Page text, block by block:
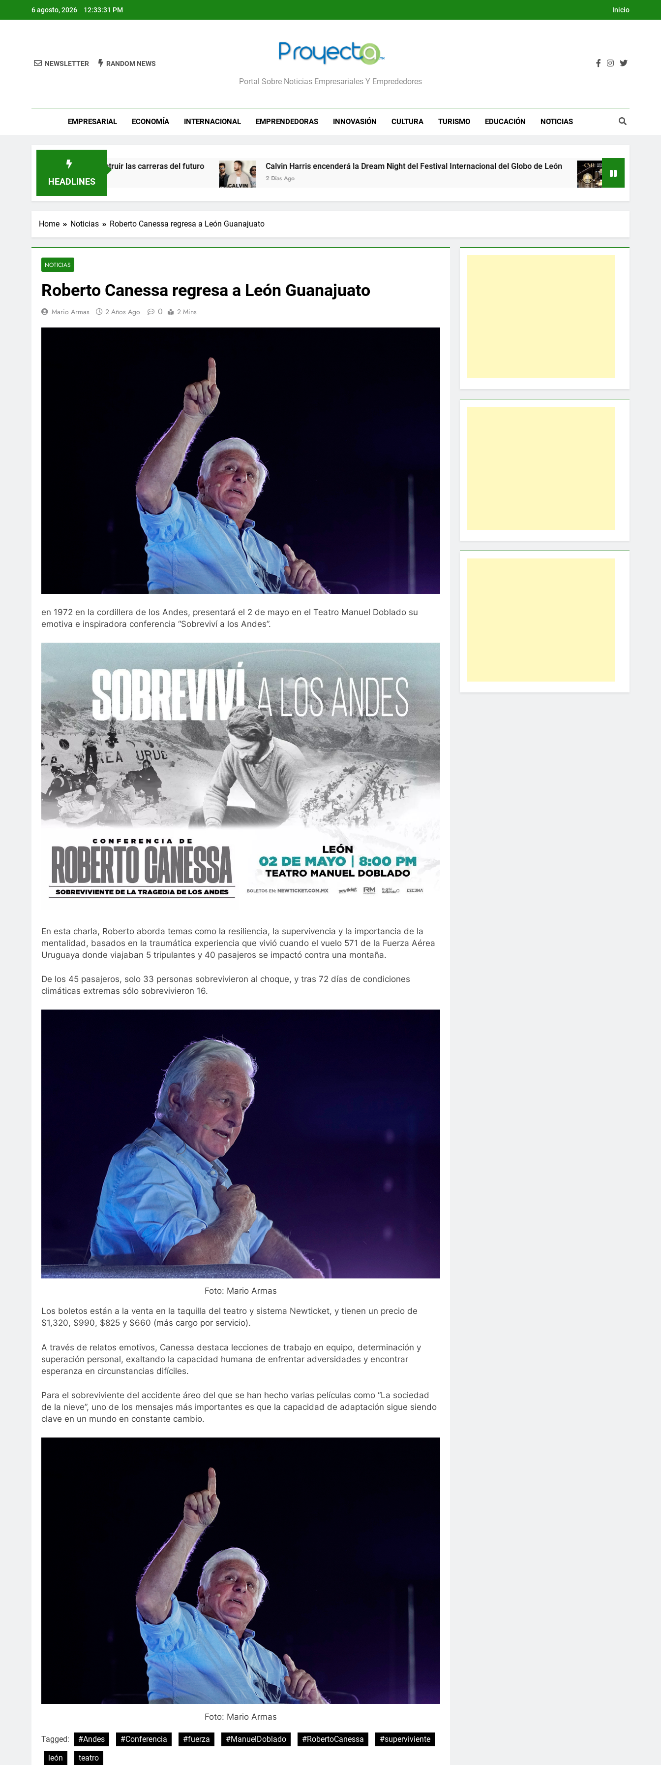
6 agosto, 2026 12:33:33 PM Inicio
ProyectaPortal Sobre Noticias Empresariales Y Emprededores
NEWSLETTER RANDOM NEWS
EMPRESARIAL ECONOMÍA INTERNACIONAL EMPRENDEDORAS INNOVASIÓN CULTURA TURISMO EDUCACIÓN NOTICIAS
HEADLINES
las carreras del futuro Calvin Harris encenderá la Dream Night del Festival Internacional del Globo de León Guanajuato se consolida como de
Home Noticias Roberto Canessa regresa a León Guanajuato
NOTICIAS
Roberto Canessa regresa a León Guanajuato
Mario Armas 2 Años Ago 0 2 Mins
en 1972 en la cordillera de los Andes, presentará el 2 de mayo en el Teatro Manuel Doblado su
emotiva e inspiradora conferencia “Sobreviví a los Andes”.
En esta charla, Roberto aborda temas como la resiliencia, la supervivencia y la importancia de la
mentalidad, basados en la traumática experiencia que vivió cuando el vuelo 571 de la Fuerza Aérea
Uruguaya donde viajaban 5 tripulantes y 40 pasajeros se impactó contra una montaña.
De los 45 pasajeros, solo 33 personas sobrevivieron al choque, y tras 72 días de condiciones
climáticas extremas sólo sobrevivieron 16.
Foto: Mario Armas
Los boletos están a la venta en la taquilla del teatro y sistema Newticket, y tienen un precio de
$1,320, $990, $825 y $660 (más cargo por servicio).
A través de relatos emotivos, Canessa destaca lecciones de trabajo en equipo, determinación y
superación personal, exaltando la capacidad humana de enfrentar adversidades y encontrar
esperanza en circunstancias difíciles.
Para el sobreviviente del accidente áreo del que se han hecho varias películas como “La sociedad
de la nieve”, uno de los mensajes más importantes es que la capacidad de adaptación sigue siendo
clave en un mundo en constante cambio.
Foto: Mario Armas
Tagged: #Andes #Conferencia #fuerza #ManuelDoblado #RobertoCanessa
#superviviente
león
teatro